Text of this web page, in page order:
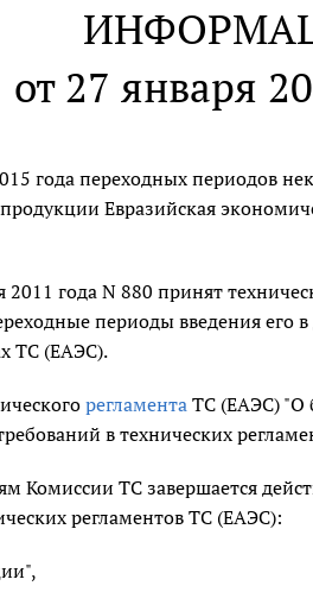
от 27 января
года переходных периодов
Евразийская
года N 880 принят
периоды введения его
ТС (ЕАЭС).
регламента ТС (ЕАЭС) "О
в технических
Комиссии ТС завершается
регламентов ТС (ЕАЭС):